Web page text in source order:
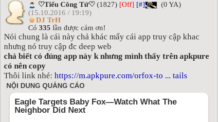
♡Tiểu Công Tử♡ (1827) [Off] [#]
(0 YA)
(15.10.2016 / 19:19)
DJ TrH
Có 335 lần được cảm ơn!
Nói chung là cái này chả khác mấy cái app truy cập khac
nhưng nó truy cập đc deep web
chả biết có đúng app này k nhưng mình thấy trên apkpure
có nên copy
Thôi link nhé: https://m.apkpure.com/orfox-to ... tails